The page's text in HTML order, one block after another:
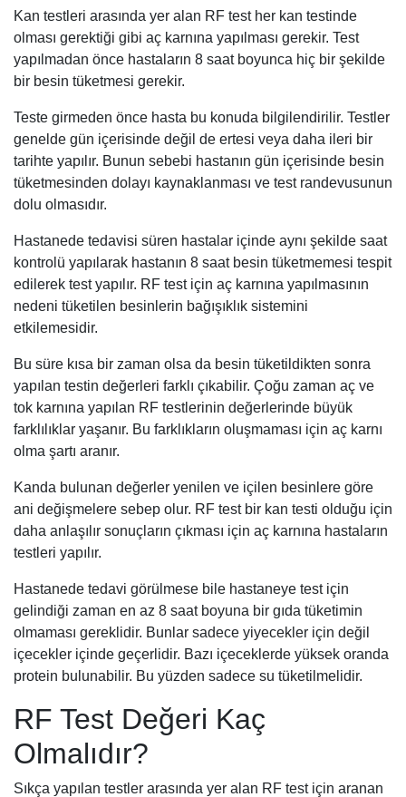
Kan testleri arasında yer alan RF test her kan testinde
olması gerektiği gibi aç karnına yapılması gerekir. Test
yapılmadan önce hastaların 8 saat boyunca hiç bir şekilde
bir besin tüketmesi gerekir.
Teste girmeden önce hasta bu konuda bilgilendirilir. Testler
genelde gün içerisinde değil de ertesi veya daha ileri bir
tarihte yapılır. Bunun sebebi hastanın gün içerisinde besin
tüketmesinden dolayı kaynaklanması ve test randevusunun
dolu olmasıdır.
Hastanede tedavisi süren hastalar içinde aynı şekilde saat
kontrolü yapılarak hastanın 8 saat besin tüketmemesi tespit
edilerek test yapılır. RF test için aç karnına yapılmasının
nedeni tüketilen besinlerin bağışıklık sistemini
etkilemesidir.
Bu süre kısa bir zaman olsa da besin tüketildikten sonra
yapılan testin değerleri farklı çıkabilir. Çoğu zaman aç ve
tok karnına yapılan RF testlerinin değerlerinde büyük
farklılıklar yaşanır. Bu farklıkların oluşmaması için aç karnı
olma şartı aranır.
Kanda bulunan değerler yenilen ve içilen besinlere göre
ani değişmelere sebep olur. RF test bir kan testi olduğu için
daha anlaşılır sonuçların çıkması için aç karnına hastaların
testleri yapılır.
Hastanede tedavi görülmese bile hastaneye test için
gelindiği zaman en az 8 saat boyuna bir gıda tüketimin
olmaması gereklidir. Bunlar sadece yiyecekler için değil
içecekler içinde geçerlidir. Bazı içeceklerde yüksek oranda
protein bulunabilir. Bu yüzden sadece su tüketilmelidir.
RF Test Değeri Kaç
Olmalıdır?
Sıkça yapılan testler arasında yer alan RF test için aranan